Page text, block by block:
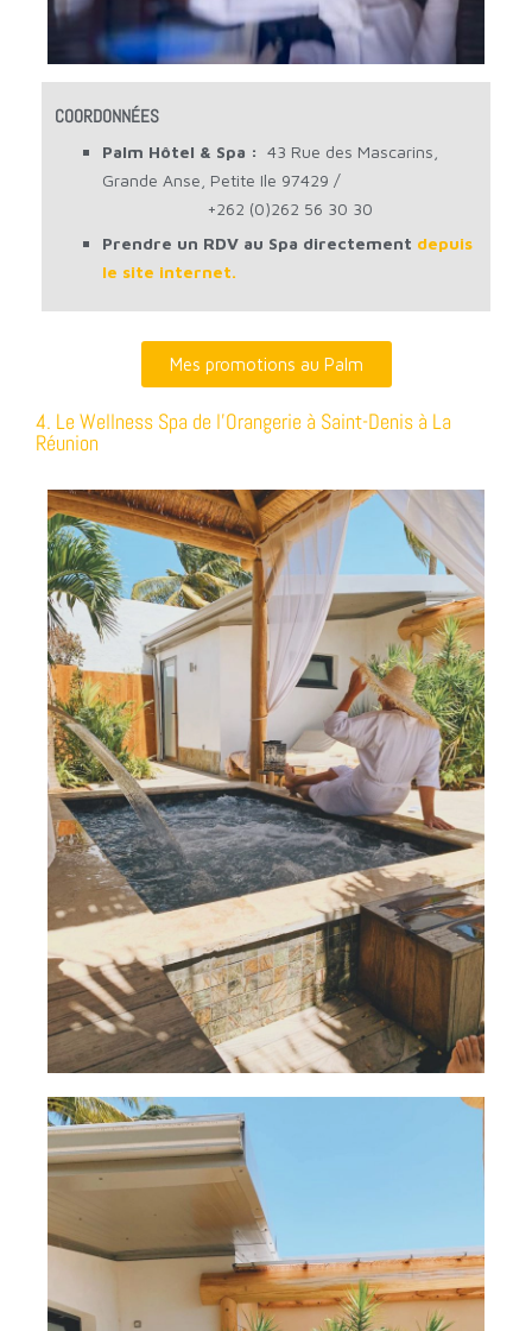
COORDONNÉES
Palm Hôtel & Spa : 43 Rue des Mascarins,
Grande Anse, Petite Ile 97429 /
+262 (0)262 56 30 30
Prendre un RDV au Spa directement depuis
le site internet.
Mes promotions au Palm
4. Le Wellness Spa de l'Orangerie à Saint-Denis à La
Réunion